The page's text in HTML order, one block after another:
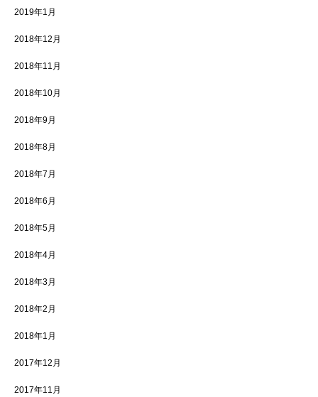
2019年1月
2018年12月
2018年11月
2018年10月
2018年9月
2018年8月
2018年7月
2018年6月
2018年5月
2018年4月
2018年3月
2018年2月
2018年1月
2017年12月
2017年11月